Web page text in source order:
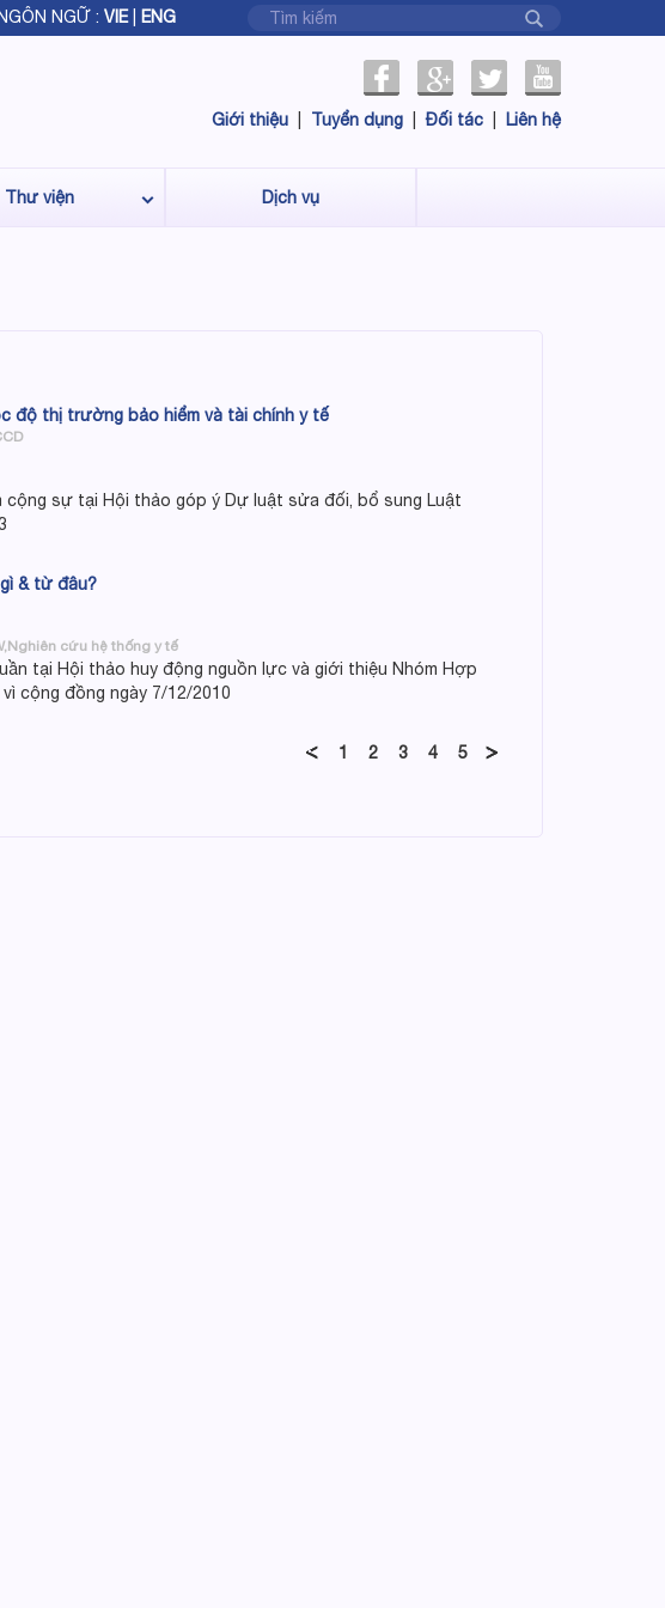
NGÔN NGỮ : VIE| ENG
Giới thiệu Tuyển dụng Đối tác Liên hệ
Thư viện Dịch vụ
độ thị trường bảo hiểm và tài chính y tế
cộng sự tại Hội thảo góp ý Dự luật sửa đối, bổ sung Luật
& từ đâu?
cứu hệ thống y tế
tại Hội thảo huy động nguồn lực và giới thiệu Nhóm Hợp
cộng đồng ngày 7/12/2010
1 2 3 4 5